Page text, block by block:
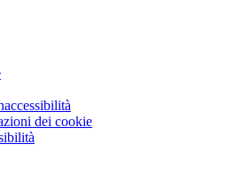
dei cookie